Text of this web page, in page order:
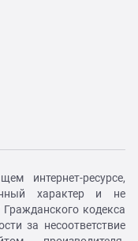
интернет-ресурсе,
характер и не
кодекса
за несоответствие